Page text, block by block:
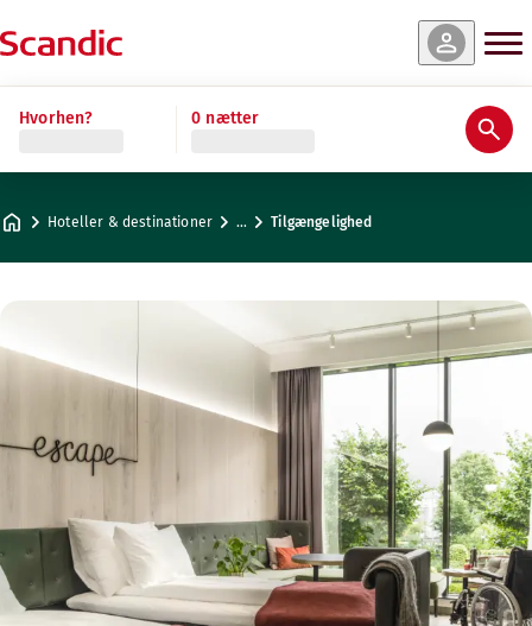
Hvorhen? 0 nætter
Hoteller & destinationer … Tilgængelighed